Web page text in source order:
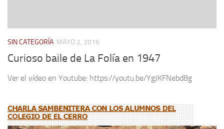
SIN CATEGORÍA MAYO 2, 2016
Curioso baile de La Folía en 1947
Ver el vídeo en Youtube: https://youtu.be/YgJKFNebd8g